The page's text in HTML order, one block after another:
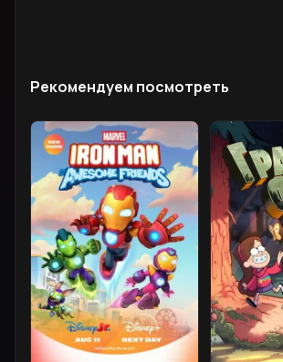
Рекомендуем посмотреть